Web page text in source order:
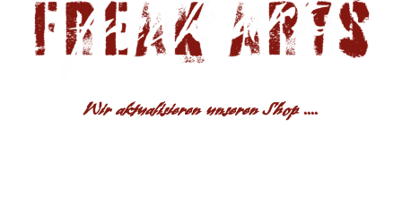
Wir aktualisieren unseren Shop ....